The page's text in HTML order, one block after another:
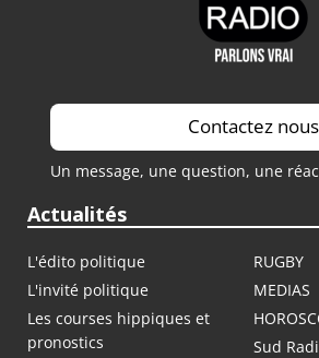
Contactez nous
Un message, une question, une
Actualités
L'édito politique
RUGBY
L'invité politique
MEDIAS
Les courses hippiques et
pronostics
Sud